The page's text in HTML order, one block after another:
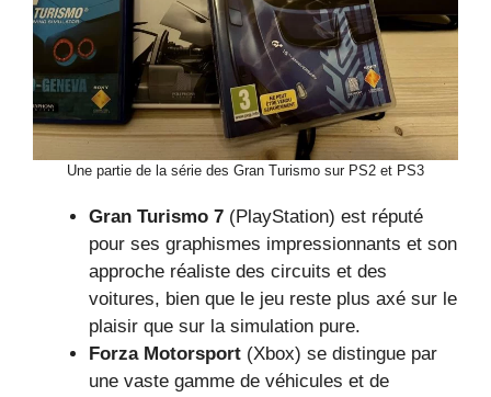
Une partie de la série des Gran Turismo sur PS2 et PS3
Gran Turismo 7 (PlayStation) est réputé
pour ses graphismes impressionnants et son
approche réaliste des circuits et des
voitures, bien que le jeu reste plus axé sur le
plaisir que sur la simulation pure.
Forza Motorsport (Xbox) se distingue par
une vaste gamme de véhicules et de